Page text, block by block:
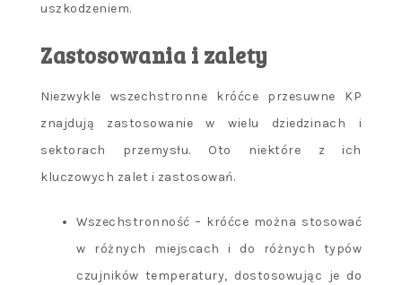
uszkodzeniem.
Zastosowania i zalety
Niezwykle wszechstronne króćce przesuwne KP
znajdują zastosowanie w wielu dziedzinach i
sektorach przemysłu. Oto niektóre z ich
kluczowych zalet i zastosowań.
Wszechstronność – króćce można stosować
w różnych miejscach i do różnych typów
czujników temperatury, dostosowując je do